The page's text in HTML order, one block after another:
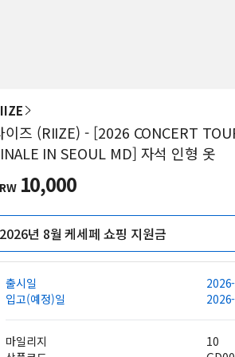
이즈 (RIIZE) - [2026 CONCERT
IN SEOUL MD] 자석 인형 옷
10,000
2026년 8월 케세페 쇼핑 지원금
출시일
입고(예정)일
마일리지
10